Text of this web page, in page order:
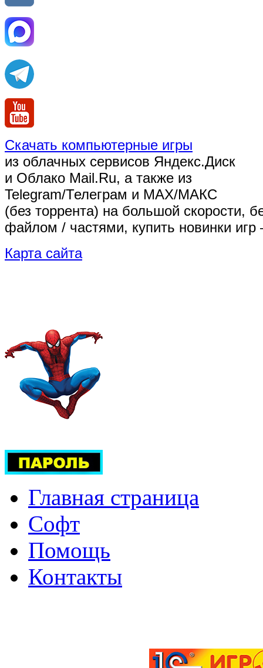
Скачать компьютерные игры
из облачных сервисов Яндекс.Диск
и Облако Mail.Ru, а также из
Telegram/Телеграм и MAX/МАКС
(без торрента) на большой скорости,
файлом / частями, купить новинки
Карта сайта
Главная страница
Софт
Помощь
Контакты